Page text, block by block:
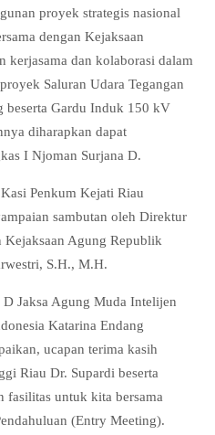
proyek strategis nasional
dengan Kejaksaan
kerjasama dan kolaborasi dalam
Saluran Udara Tegangan
Gardu Induk 150 kV
diharapkan dapat
I Njoman Surjana D.
Penkum Kejati Riau
sambutan oleh Direktur
Agung Republik
S.H., M.H.
Jaksa Agung Muda Intelijen
Katarina Endang
ucapan terima kasih
Riau Dr. Supardi beserta
fasilitas untuk kita bersama
(Entry Meeting).